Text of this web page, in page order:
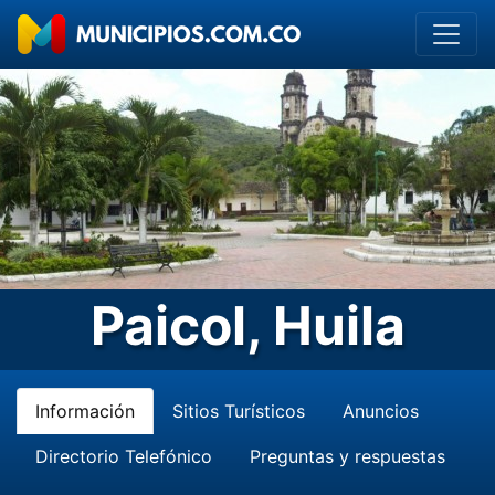
Paicol, Huila
Información Sitios Turísticos Anuncios
Directorio Telefónico Preguntas y respuestas